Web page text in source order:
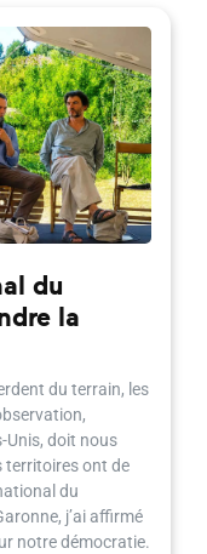
du
la
du terrain, les
Unis, doit nous
territoires ont de
du
j’ai affirmé
notre démocratie.